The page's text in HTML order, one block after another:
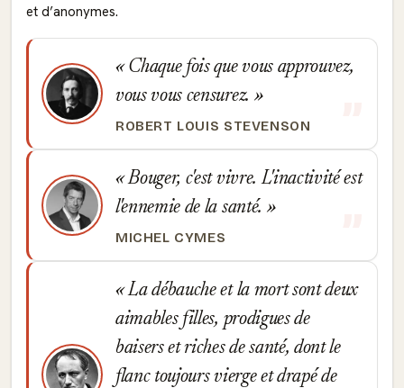
et d’anonymes.
Chaque fois que vous approuvez,
vous vous censurez.
ROBERT LOUIS STEVENSON
Bouger, c'est vivre. L'inactivité est
l'ennemie de la santé.
MICHEL CYMES
La débauche et la mort sont deux
aimables filles, prodigues de
baisers et riches de santé, dont le
flanc toujours vierge et drapé de